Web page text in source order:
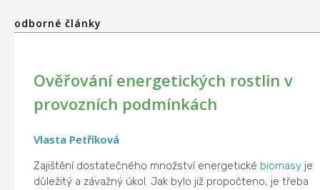
odborné články
Ověřování energetických rostlin v
provozních podmínkách
Vlasta Petříková
Zajištění dostatečného množství energetické biomasy je
důležitý a závažný úkol. Jak bylo již propočteno, je třeba